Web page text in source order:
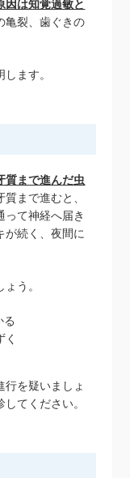
因は知覚過敏と
亀裂、歯ぐきの
ます。
質まで進んだ虫
質まで進むと、
って神経へ届き
が続く、夜間に
う。
る
行を疑いましょ
てください。